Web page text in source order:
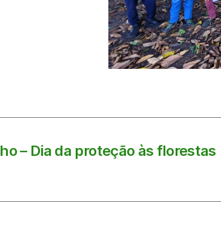
– Dia da proteção às florestas